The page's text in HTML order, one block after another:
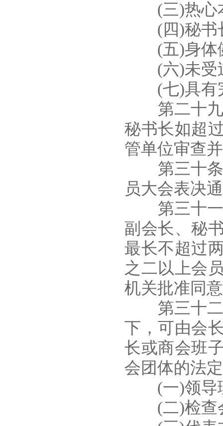
(三)热心本
(四)秘书
(五)身体健
(六)未受过
(七)具有
第二十九
秘书长如超
管单位审查
第三十条
员大会表决
第三十一
副会长、秘
最长不超过
之二以上会
机关批准同
第三十二
下，可由会
长或商会班
会团体的法
(一)领导理
(二)检查会